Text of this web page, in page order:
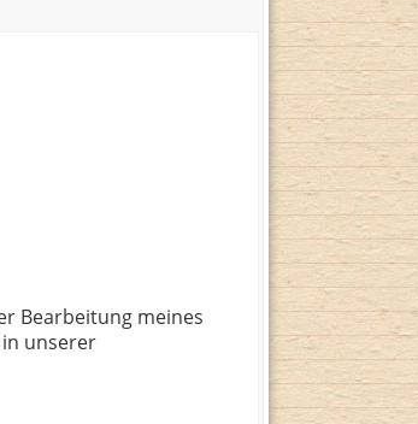
Bearbeitung meines
unserer